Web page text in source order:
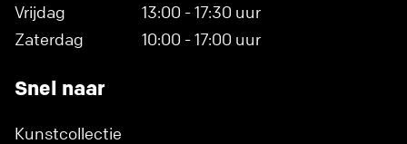
Vrijdag
13:00 - 17:30 uur
Zaterdag
10:00 - 17:00 uur
Snel naar
Kunstcollectie